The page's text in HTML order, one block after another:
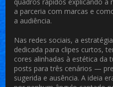
a parceria com marcas e
a audiência.
Nas redes sociais, a
dedicada para clipes curtos,
cores alinhadas à estética da
posts para três cenários —
sugerida e ausência. A ideia